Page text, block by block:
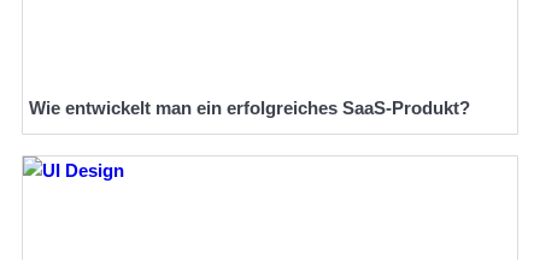
Wie entwickelt man ein erfolgreiches SaaS-Produkt?